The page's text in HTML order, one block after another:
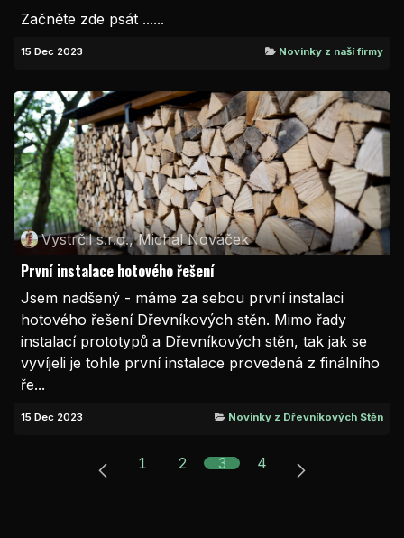
Začněte zde psát ......
15 Dec 2023 Novinky z naší firmy
Vystrčil s.r.o., Michal Nováček
První instalace hotového řešení
Jsem nadšený - máme za sebou první instalaci
hotového řešení Dřevníkových stěn. Mimo řady
instalací prototypů a Dřevníkových stěn, tak jak se
vyvíjeli je tohle první instalace provedená z finálního
ře...
15 Dec 2023 Novinky z Dřevníkových Stěn
1 2 3 4